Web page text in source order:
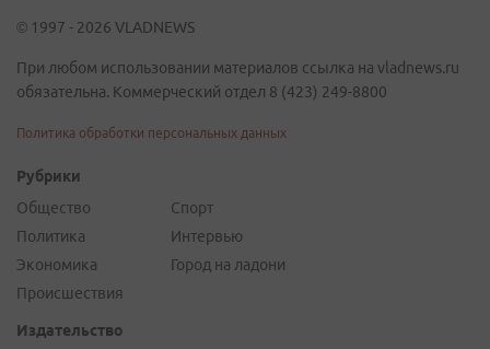
© 1997 - 2026 VLADNEWS
При любом использовании материалов ссылка на vladnews.ru
обязательна. Коммерческий отдел 8 (423) 249-8800
Политика обработки персональных данных
Рубрики
Общество
Политика
Экономика
Происшествия
Спорт
Интервью
Город на ладони
Издательство